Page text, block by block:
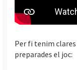
Per fi tenim
preparades el joc: